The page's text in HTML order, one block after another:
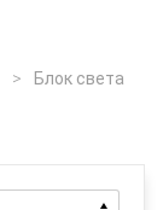
Блок света